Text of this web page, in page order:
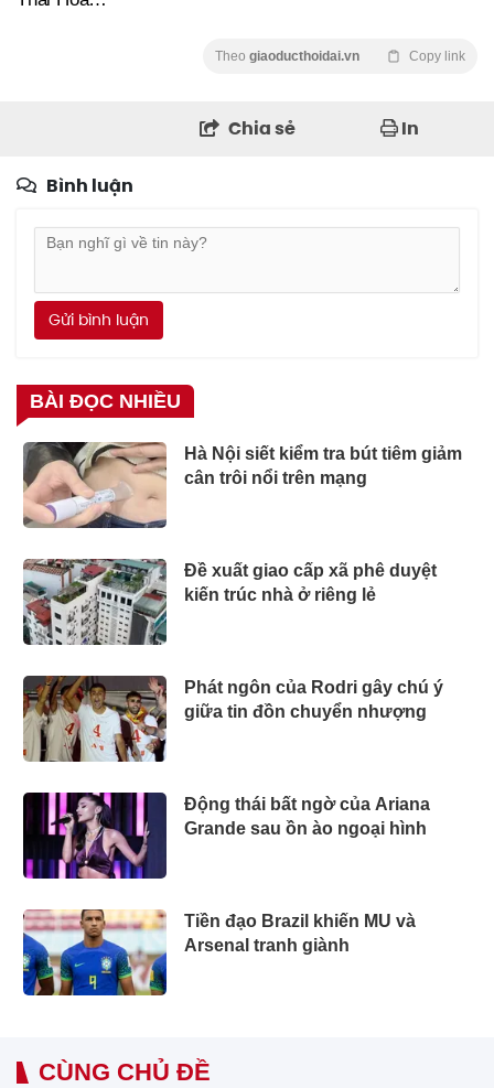
Theo giaoducthoidai.vn Copy link
Chia sẻ In
Bình luận
Gửi bình luận
BÀI ĐỌC NHIỀU
Hà Nội siết kiểm tra bút tiêm giảm
cân trôi nổi trên mạng
Đề xuất giao cấp xã phê duyệt
kiến trúc nhà ở riêng lẻ
Phát ngôn của Rodri gây chú ý
giữa tin đồn chuyển nhượng
Động thái bất ngờ của Ariana
Grande sau ồn ào ngoại hình
Tiền đạo Brazil khiến MU và
Arsenal tranh giành
CÙNG CHỦ ĐỀ